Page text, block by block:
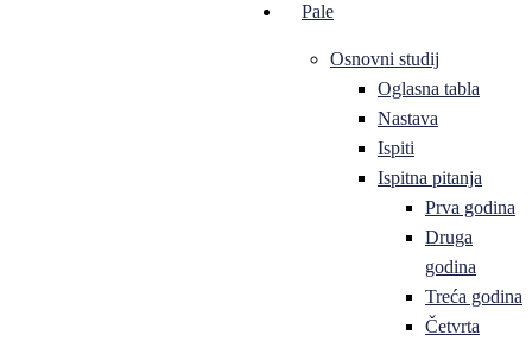
Pale
Osnovni studij
Oglasna tabla
Nastava
Ispiti
Ispitna pitanja
Prva godina
Druga
godina
Treća godina
Četvrta